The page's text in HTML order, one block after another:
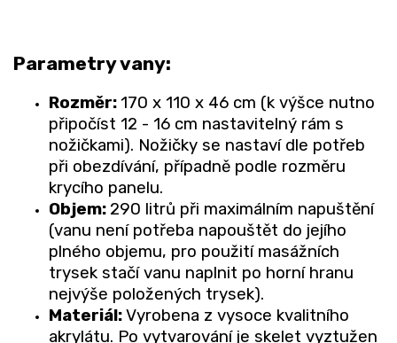
Parametry vany:
Rozměr:170 x 110 x 46 cm (k výšce nutno
připočíst 12 - 16 cm nastavitelný rám s
nožičkami). Nožičky se nastaví dle potřeb
při obezdívání, případně podle rozměru
krycího panelu.
Objem: 290 litrů při maximálním napuštění
(vanu není potřeba napouštět do jejího
plného objemu, pro použití masážních
trysek stačí vanu naplnit po horní hranu
nejvýše položených trysek).
Materiál:Vyrobena z vysoce kvalitního
akrylátu. Po vytvarování je skelet vyztužen